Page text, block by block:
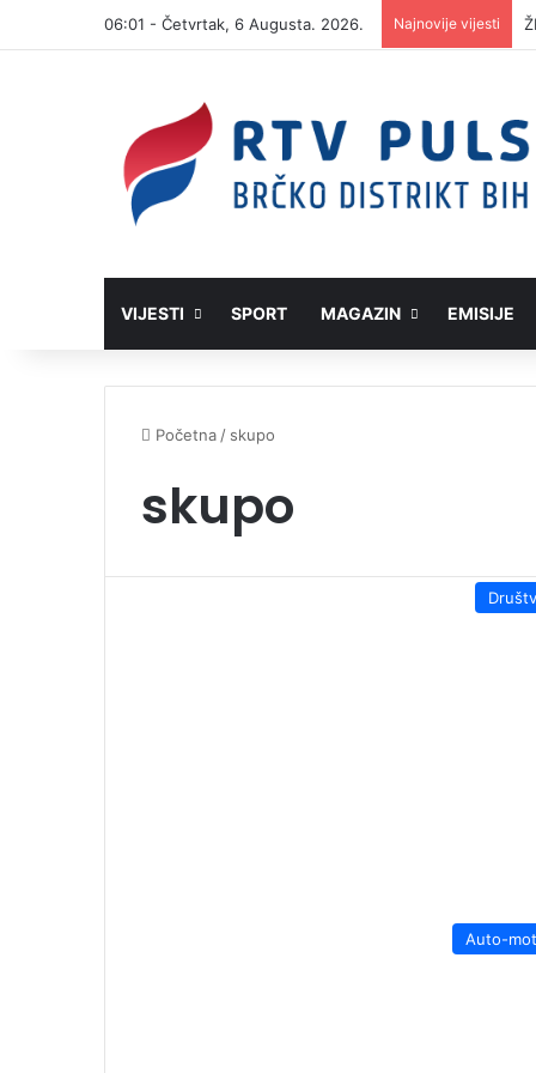
06:01 - Četvrtak, 6 Augusta. 2026. Najnovije vijesti
VIJESTI SPORT MAGAZIN EMISIJE
Početna / skupo
skupo
Auto-